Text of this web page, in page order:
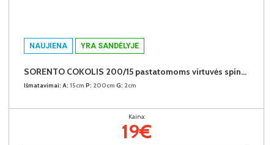
NAUJIENA YRA SANDĖLYJE
SORENTO COKOLIS 200/15 pastatomoms virtuvės spintelėms (Puccini)
Išmatavimai: A: 15cm P: 200cm G: 2cm
Kaina:
19€